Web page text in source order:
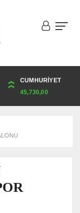
BIST
1.841,78
CUMHURİYET
45,730,00